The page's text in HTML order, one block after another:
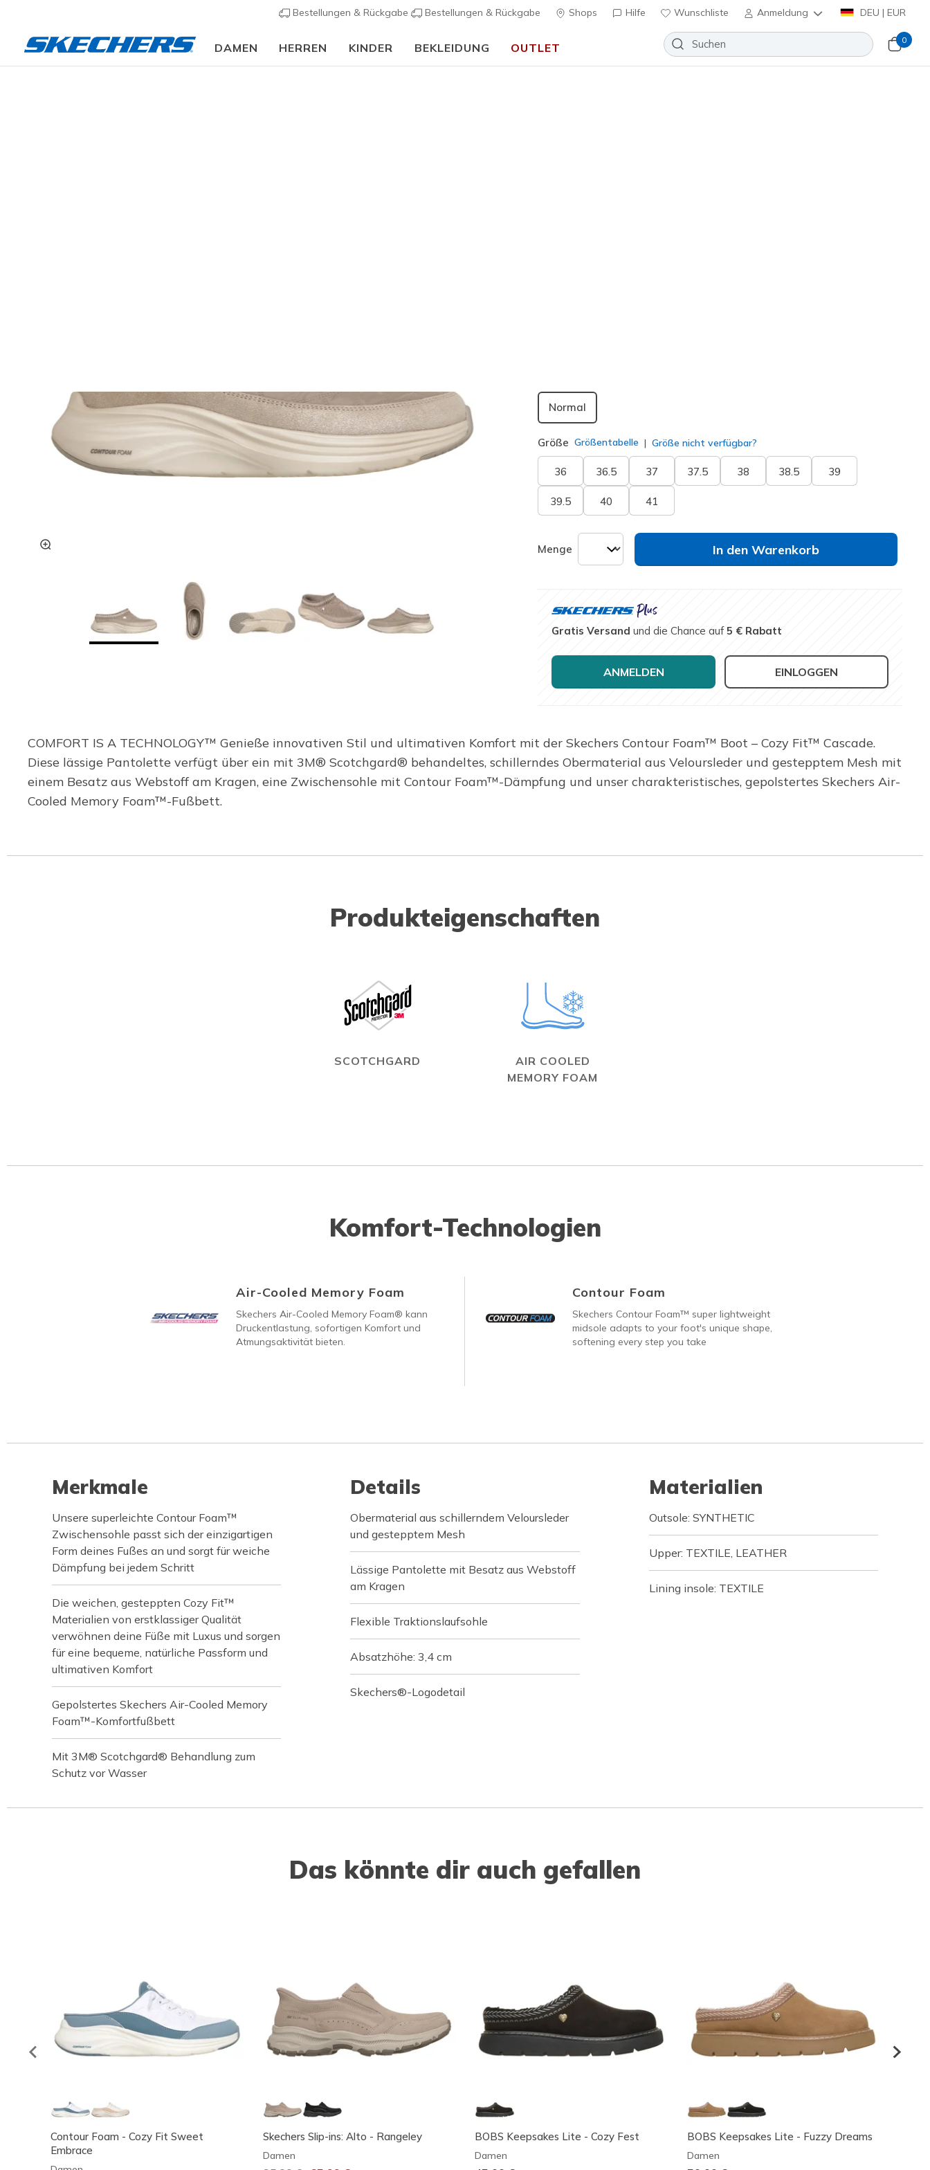
Bestellungen & Rückgabe Bestellungen & Rückgabe Shops Hilfe Wunschliste Anmeldung DEU | EUR
DAMEN HERREN KINDER BEKLEIDUNG OUTLET
0
Normal
Größe Größentabelle Größe nicht verfügbar?
36 36.5 37 37.5 38 38.5 39
39.5 40 41
Menge In den Warenkorb
Gratis Versand und die Chance auf5 € Rabatt
ANMELDEN EINLOGGEN
COMFORT IS A TECHNOLOGY™ Genieße innovativen Stil und ultimativen Komfort mit der Skechers Contour Foam™ Boot – Cozy Fit™ Cascade.
Diese lässige Pantolette verfügt über ein mit 3M® Scotchgard® behandeltes, schillerndes Obermaterial aus Veloursleder und gestepptem Mesh mit
einem Besatz aus Webstoff am Kragen, eine Zwischensohle mit Contour Foam™-Dämpfung und unser charakteristisches, gepolstertes Skechers Air-
Cooled Memory Foam™-Fußbett.
Produkteigenschaften
SCOTCHGARD
AIR COOLED
MEMORY FOAM
Komfort-Technologien
Air-Cooled Memory Foam
Skechers Air-Cooled Memory Foam® kann
Druckentlastung, sofortigen Komfort und
Atmungsaktivität bieten.
Contour Foam
Skechers Contour Foam™ super lightweight
midsole adapts to your foot's unique shape,
softening every step you take
Merkmale
Unsere superleichte Contour Foam™
Zwischensohle passt sich der einzigartigen
Form deines Fußes an und sorgt für weiche
Dämpfung bei jedem Schritt
Die weichen, gesteppten Cozy Fit™
Materialien von erstklassiger Qualität
verwöhnen deine Füße mit Luxus und sorgen
für eine bequeme, natürliche Passform und
ultimativen Komfort
Gepolstertes Skechers Air-Cooled Memory
Foam™-Komfortfußbett
Mit 3M® Scotchgard® Behandlung zum
Schutz vor Wasser
Details
Obermaterial aus schillerndem Veloursleder
und gestepptem Mesh
Lässige Pantolette mit Besatz aus Webstoff
am Kragen
Flexible Traktionslaufsohle
Absatzhöhe: 3,4 cm
Skechers®-Logodetail
Materialien
Outsole: SYNTHETIC
Upper: TEXTILE, LEATHER
Lining insole: TEXTILE
Das könnte dir auch gefallen
Contour Foam - Cozy Fit Sweet
Embrace
Skechers Slip-ins: Alto - Rangeley
Damen
BOBS Keepsakes Lite - Cozy Fest
Damen
BOBS Keepsakes Lite - Fuzzy Dreams
Damen